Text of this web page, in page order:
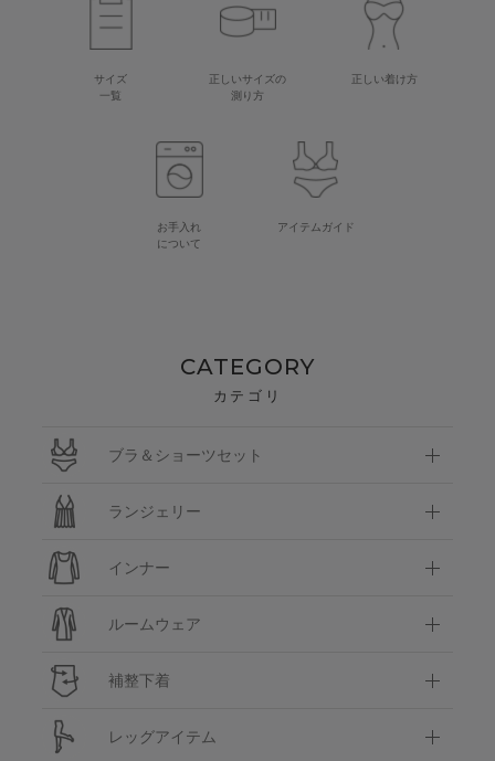
サイズ
一覧
正しいサイズの
測り方
正しい着け方
お手入れ
について
アイテムガイド
CATEGORY
カテゴリ
ブラ＆ショーツセット
ランジェリー
インナー
ルームウェア
補整下着
レッグアイテム